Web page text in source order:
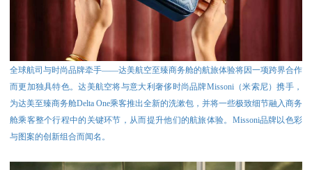
全球航司与时尚品牌牵手——达美航空至臻商务舱的航旅体验将因一项跨界合作
而更加独具特色。达美航空将与意大利奢侈时尚品牌Missoni（米索尼）携手，
为达美至臻商务舱Delta One乘客推出全新的洗漱包，并将一些极致细节融入商务
舱乘客整个行程中的关键环节，从而提升他们的航旅体验。Missoni品牌以色彩
与图案的创新组合而闻名。